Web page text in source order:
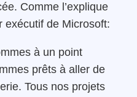
Comme l’explique
exécutif de Microsoft:
à un point
prêts à aller de
Tous nos projets